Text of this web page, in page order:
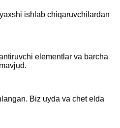
ishlab chiqaruvchilardan
elementlar va barcha
Biz uyda va chet elda